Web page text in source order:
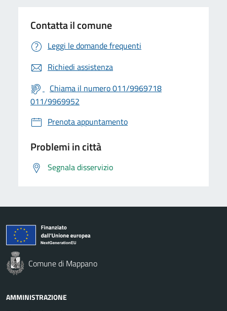
Contatta il comune
Leggi le domande frequenti
Richiedi assistenza
Chiama il numero 011/9969718
011/9969952
Prenota appuntamento
Problemi in città
Segnala disservizio
Comune di Mappano
AMMINISTRAZIONE